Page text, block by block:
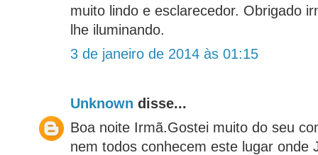
muito lindo e esclarecedor. Obrigado
lhe iluminando.
3 de janeiro de 2014 às 01:15
Unknown disse...
Boa noite Irmã.Gostei muito do seu
nem todos conhecem este lugar onde